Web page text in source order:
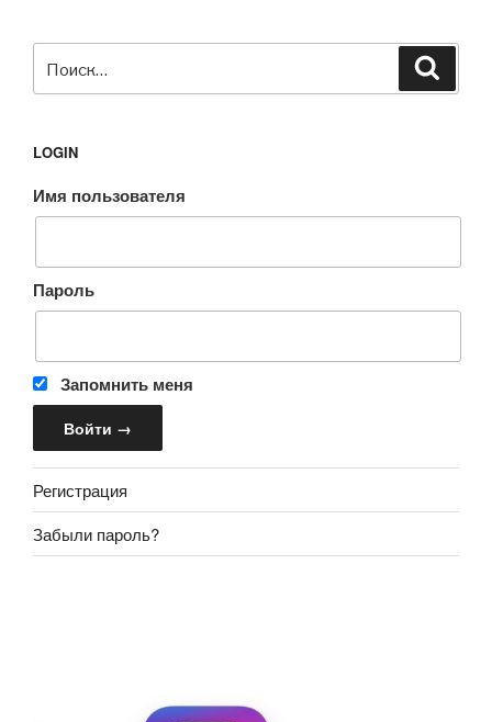
LOGIN
Имя пользователя
Пароль
Запомнить меня
Регистрация
Забыли пароль?